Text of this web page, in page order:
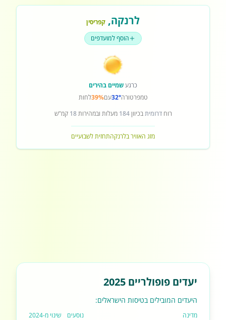
לרנקה, קפריסין
הוסף למועדפים
כרגעשמיים בהירים
טמפרטורה32°עם39%לחות
רוחדרומיתבכיוון184 מעלות ובמהירות18 קמ"ש
מזג האוויר בלרנקהתחזית לשבועיים
יעדים פופולריים 2025
היעדים המובילים בטיסות הישראלים:
מדינה נוסעים שינוי מ-2024